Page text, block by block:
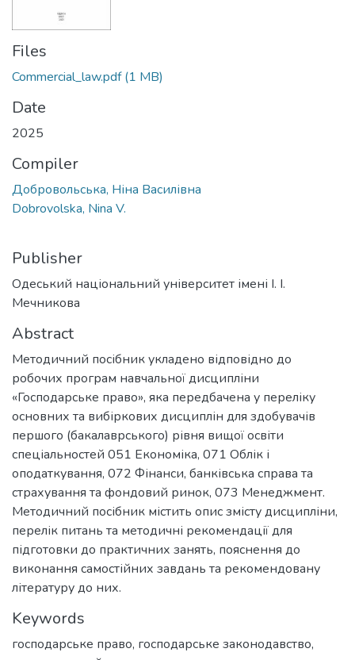
Files
Commercial_law.pdf(1 MB)
Date
2025
Compiler
Добровольська, Ніна Василівна
Dobrovolska, Nina V.
Publisher
Одеський національний університет імені І. І.
Мечникова
Abstract
Методичний посібник укладено відповідно до
робочих програм навчальної дисципліни
«Господарське право», яка передбачена у переліку
основних та вибіркових дисциплін для здобувачів
першого (бакалаврського) рівня вищої освіти
спеціальностей 051 Економіка, 071 Облік і
оподаткування, 072 Фінанси, банківська справа та
страхування та фондовий ринок, 073 Менеджмент.
Методичний посібник містить опис змісту дисципліни,
перелік питань та методичні рекомендації для
підготовки до практичних занять, пояснення до
виконання самостійних завдань та рекомендовану
літературу до них.
Keywords
господарське право, господарське законодавство,